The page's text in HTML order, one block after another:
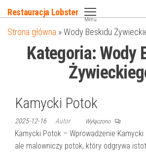
do
treści
Restauracja Lobster
Menu
Strona główna »Wody Beskidu
Kategoria: Wody
Kamycki Potok
2025-12-16 Autor Wyłączono
Kamycki Potok – Wprowadzenie
ale malowniczy potok, który odgrywa